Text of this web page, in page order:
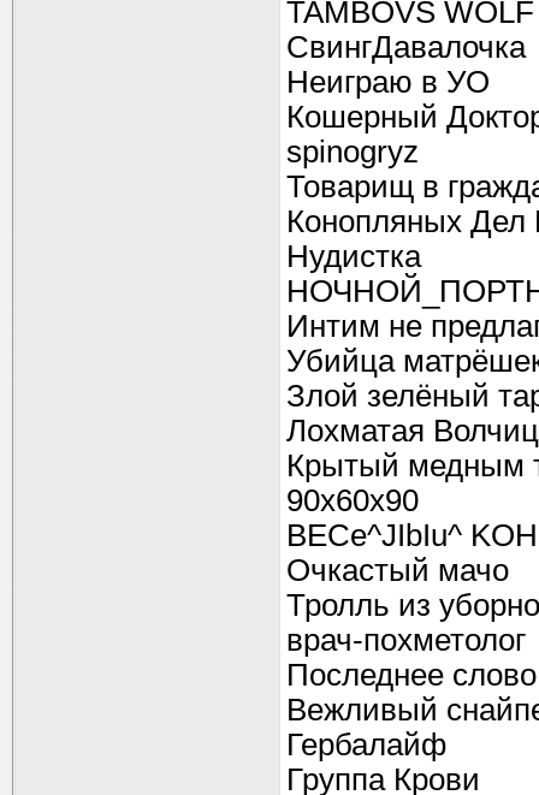
TAMBOVS WOLF
СвингДавалочка
Неиграю в УО
Кошерный
spinogryz
Товарищ в
Конопляных Дел
Нудистка
Интим не
Убийца
Злой зелёный
Лохматая
Крытый медным
90x60x90
BECe^JIbIu^
Очкастый мачо
Тролль из
врач-похметолог
Последнее
Вежливый
Гербалайф
Группа Крови